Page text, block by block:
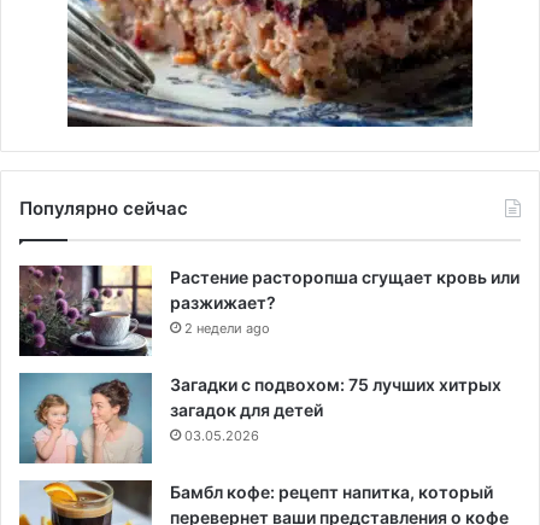
Популярно сейчас
Растение расторопша сгущает кровь или
разжижает?
2 недели ago
Загадки с подвохом: 75 лучших хитрых
загадок для детей
03.05.2026
Бамбл кофе: рецепт напитка, который
перевернет ваши представления о кофе